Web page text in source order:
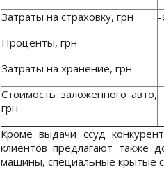
Затраты на страховку, грн
Проценты, грн
Затраты на хранение, грн
Стоимость заложенного авто,
грн
Кроме выдачи ссуд
клиентов предлагают также
машины, специальные крытые